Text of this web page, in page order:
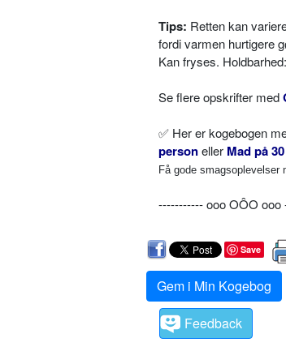
Tips: Retten kan
fordi varmen hurtigere
Kan fryses.
Se flere opskrifter med
✅ Her er kogebogen
personeller Mad på
Få gode
----------- ooo OÔO ooo
Save
Gem i Min Kogebog
Feedback